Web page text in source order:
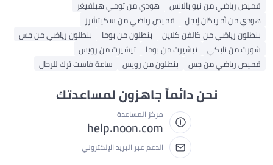
قميص رياضي من نيو بالانس
هودي من تومي هيلفيغر
هودي من أمريكان إيجل
قميص رياضي من سكيتشرز
بنطلون رياضي من كالفن كلاين
بنطلون من بوما
بنطلون رياضي من جس
شورت من نايكي
تيشيرت من بوما
تيشيرت من رويس
قميص رياضي من جس
بنطلون من رويس ساعة فاست ترك للرجال
نحن دائماً جاهزون لمساعدتك
مركز المساعدة
help.noon.com
الدعم عبر البريد الإلكتروني